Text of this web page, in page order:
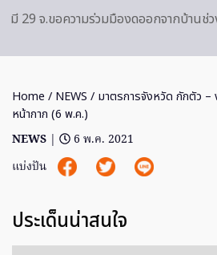
มี 29 จ.ขอความร่วมมืองดออกจากบ้านช่
Home / NEWS / มาตรการจังหวัด กักตัว –
หน้ากาก (6 พ.ค.)
NEWS |
6 พ.ค. 2021
แบ่งปัน
ประเด็นน่าสนใจ